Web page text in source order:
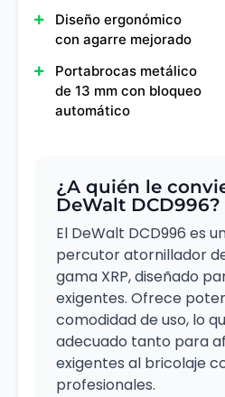
Diseño ergonómico
con agarre mejorado
Portabrocas metálico
de 13 mm con bloqueo
automático
¿A quién le
DeWalt DCD996?
El DeWalt DCD996 es
percutor atornillador de
gama XRP, diseñado
exigentes. Ofrece
comodidad de uso, lo
adecuado tanto para
exigentes al bricolaje
profesionales.